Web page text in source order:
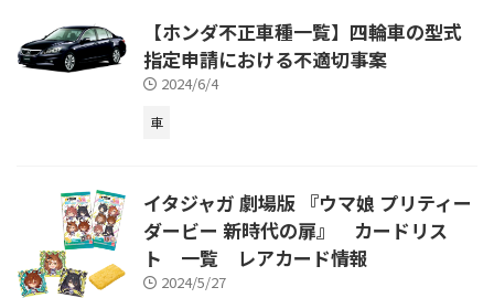
【ホンダ不正車種一覧】四輪車の型式
指定申請における不適切事案
2024/6/4
車
イタジャガ 劇場版 『ウマ娘 プリティー
ダービー 新時代の扉』 カードリス
ト 一覧 レアカード情報
2024/5/27